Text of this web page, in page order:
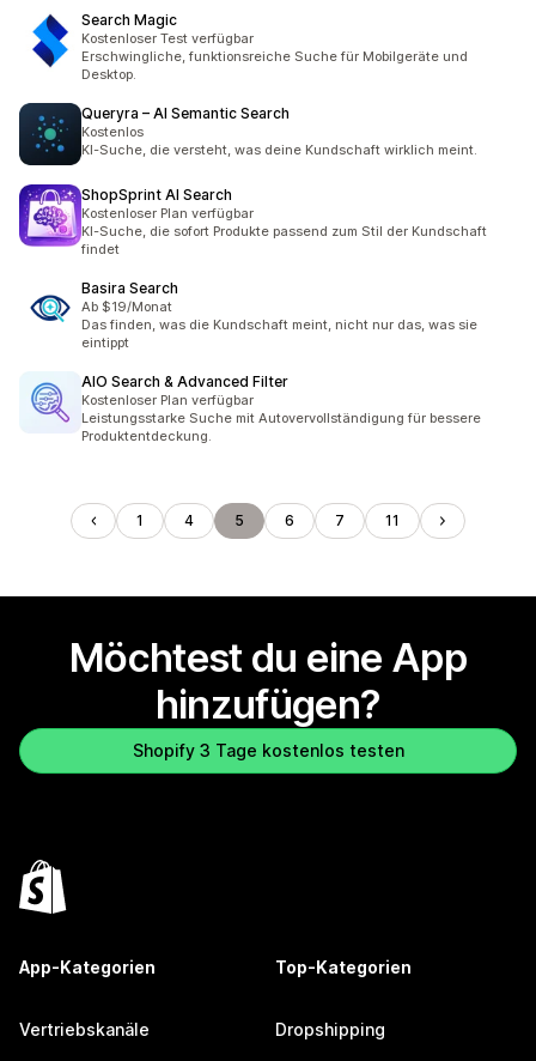
Search Magic
Kostenloser Test verfügbar
Erschwingliche, funktionsreiche Suche für Mobilgeräte und
Desktop.
Queryra – AI Semantic Search
Kostenlos
KI-Suche, die versteht, was deine Kundschaft wirklich meint.
ShopSprint AI Search
Kostenloser Plan verfügbar
KI-Suche, die sofort Produkte passend zum Stil der Kundschaft
findet
Basira Search
Ab $19/Monat
Das finden, was die Kundschaft meint, nicht nur das, was sie
eintippt
AIO Search & Advanced Filter
Kostenloser Plan verfügbar
Leistungsstarke Suche mit Autovervollständigung für bessere
Produktentdeckung.
1 4 5 6 7 11
Möchtest du eine App
hinzufügen?
Shopify 3 Tage kostenlos testen
App-Kategorien
Vertriebskanäle
Top-Kategorien
Dropshipping